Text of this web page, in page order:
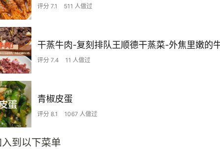
评分 7.1 511 人做过
评分 7.4 11 人做过
青椒皮蛋
评分 8.1 1067 人做过
到以下菜单